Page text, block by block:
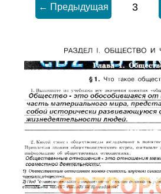
← Предыдущая 3